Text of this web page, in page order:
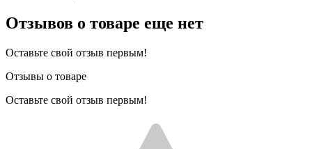
Отзывов о товаре еще нет
Оставьте свой отзыв первым!
Отзывы о товаре
Оставьте свой отзыв первым!